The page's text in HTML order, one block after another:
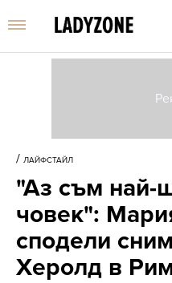
/ ЛАЙФСТАЙЛ
"Аз съм най-
човек":
сподели
Херолд в